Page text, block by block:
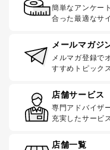
簡単なアンケー
合った最適なサ
メールマガジ
メルマガ登録で
すすめトピック
店舗サービス
専門アドバイザ
充実したサービ
店舗一覧